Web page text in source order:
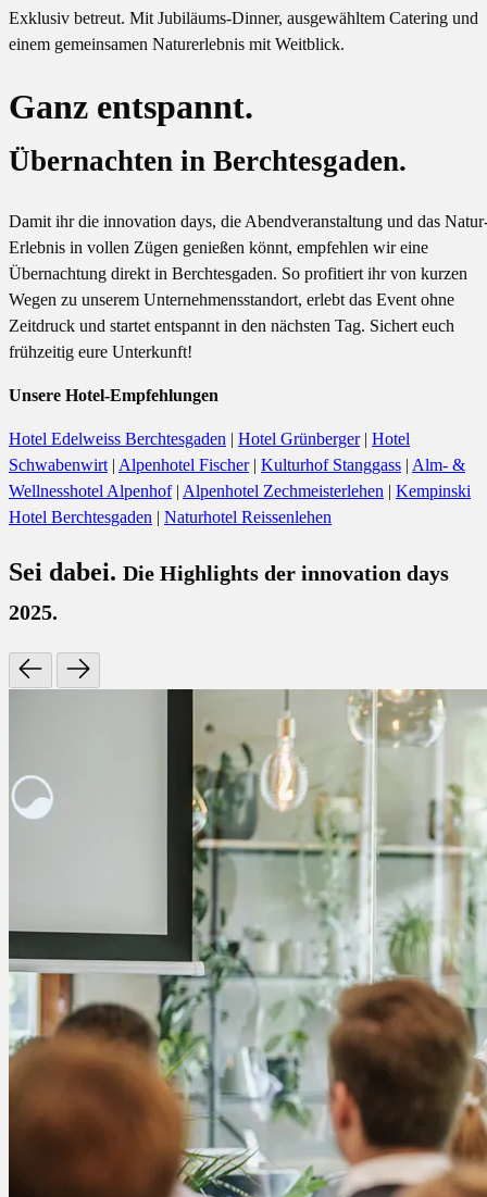
Exklusiv betreut. Mit Jubiläums-Dinner, ausgewähltem Catering und
einem gemeinsamen Naturerlebnis mit Weitblick.
Ganz entspannt.
Übernachten in Berchtesgaden.
Damit ihr die innovation days, die Abendveranstaltung und das
Erlebnis in vollen Zügen genießen könnt, empfehlen wir eine
Übernachtung direkt in Berchtesgaden. So profitiert ihr von kurzen
Wegen zu unserem Unternehmensstandort, erlebt das Event ohne
Zeitdruck und startet entspannt in den nächsten Tag. Sichert euch
frühzeitig eure Unterkunft!
Unsere Hotel-Empfehlungen
Hotel Edelweiss Berchtesgaden | Hotel Grünberger| Hotel
Schwabenwirt | Alpenhotel Fischer| Kulturhof Stanggass | Alm- &
Wellnesshotel Alpenhof| Alpenhotel Zechmeisterlehen | Kempinski
Hotel Berchtesgaden | Naturhotel Reissenlehen
Sei dabei. Die Highlights der innovation days
2025.